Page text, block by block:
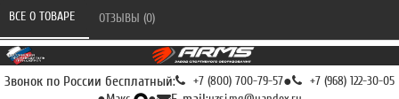
Звонок по России бесплатный: +7 (800) 700-79-57● +7 (968) 122-30-05
ВСЕ О ТОВАРЕ ОТЗЫВЫ (0)